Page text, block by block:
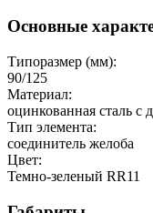
Основные
Типоразмер (мм):
90/125
Материал:
оцинкованная сталь
Тип элемента:
соединитель желоба
Цвет:
Темно-зеленый RR11